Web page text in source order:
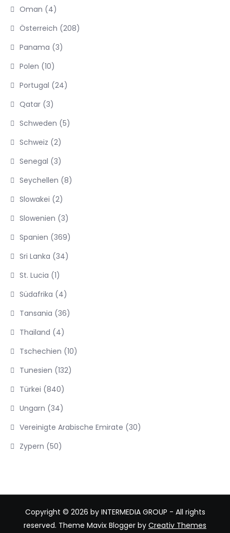
Oman (4)
Österreich (208)
Panama (3)
Polen (10)
Portugal (24)
Qatar (3)
Schweden (5)
Schweiz (2)
Senegal (3)
Seychellen (8)
Slowakei (2)
Slowenien (3)
Spanien (369)
Sri Lanka (34)
St. Lucia (1)
Südafrika (4)
Tansania (36)
Thailand (4)
Tschechien (10)
Tunesien (132)
Türkei (840)
Ungarn (34)
Vereinigte Arabische Emirate (30)
Zypern (50)
Copyright © 2026 by INTERMEDIA GROUP - All rights
reserved. Theme Mavix Blogger by Creativ Themes